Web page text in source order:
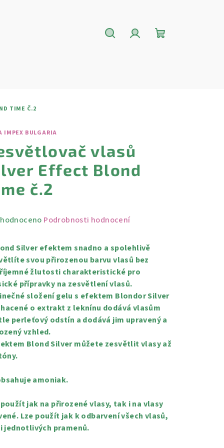
TIME Č.2
IMPEX BULGARIA
vlasů
Effect Blond
č.2
Podrobnosti hodnocení
Silver efektem snadno a spolehlivě
svou přirozenou barvu vlasů bez
žlutosti charakteristické pro
přípravky na zesvětlení vlasů.
složení gelu s efektem Blondor Silver
o extrakt z leknínu dodává vlasům
perleťový odstín a dodává jim upravený a
vzhled.
Blond Silver můžete zesvětlit vlasy až
amoniak.
jak na přirozené vlasy, tak i na vlasy
Lze použít jak k odbarvení všech vlasů,
jednotlivých pramenů.